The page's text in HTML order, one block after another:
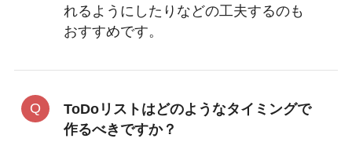
れるようにしたりなどの工夫するのも
おすすめです。
ToDoリストはどのようなタイミングで
作るべきですか？